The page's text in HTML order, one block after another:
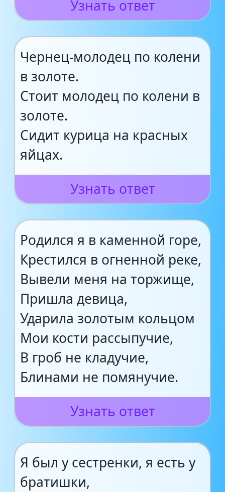
Узнать ответ
Чернец-молодец по колени
в золоте.
Стоит молодец по колени в
золоте.
Сидит курица на красных
яйцах.
Узнать ответ
Родился я в каменной горе,
Крестился в огненной реке,
Вывели меня на торжище,
Пришла девица,
Ударила золотым кольцом
Мои кости рассыпучие,
В гроб не кладучие,
Блинами не помянучие.
Узнать ответ
Я был у сестренки, я есть у
братишки,